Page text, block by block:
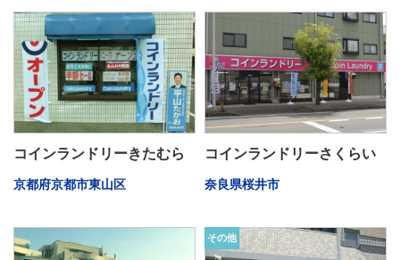
コインランドリーきたむら
京都府京都市東山区
コインランドリーさくらい
奈良県桜井市
その他